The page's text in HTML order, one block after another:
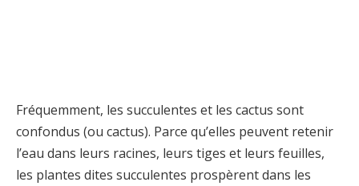
Fréquemment, les succulentes et les cactus sont
confondus (ou cactus). Parce qu’elles peuvent retenir
l’eau dans leurs racines, leurs tiges et leurs feuilles,
les plantes dites succulentes prospèrent dans les